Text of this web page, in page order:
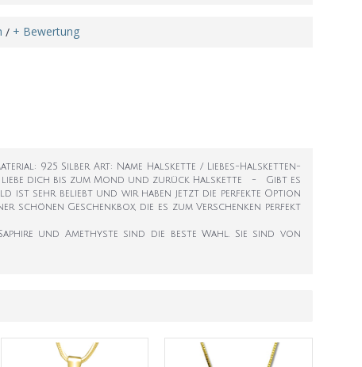
/ + Bewertung
925 Silber Art: Name Halskette / Liebes-Halsketten-
liebe dich bis zum Mond und zurück Halskette - Gibt es
ist sehr beliebt und wir haben jetzt die perfekte Option
schönen Geschenkbox, die es zum Verschenken perfekt
und Amethyste sind die beste Wahl. Sie sind von